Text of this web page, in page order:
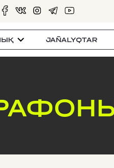
JAÑALYQTAR